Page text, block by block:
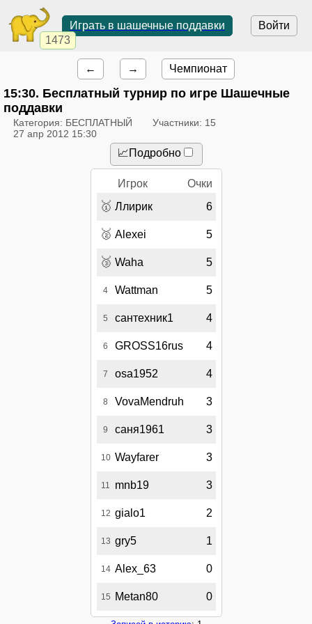
1473
Войти
Играть в шашечные поддавки
← → Чемпионат
15:30. Бесплатный турнир по игре Шашечные
поддавки
Категория: БЕСПЛАТНЫЙ
Участники: 15
27 апр 2012 15:30
📈Подробно
Игрок Очки
🥇 Ллирик 6
🥈 Alexei 5
🥉 Waha 5
4 Wattman 5
5 сантехник1 4
6 GROSS16rus 4
7 osa1952 4
8 VovaMendruh 3
9 саня1961 3
10 Wayfarer 3
11 mnb19 3
12 gialo1 2
13 gry5 1
14 Alex_63 0
15 Metan80 0